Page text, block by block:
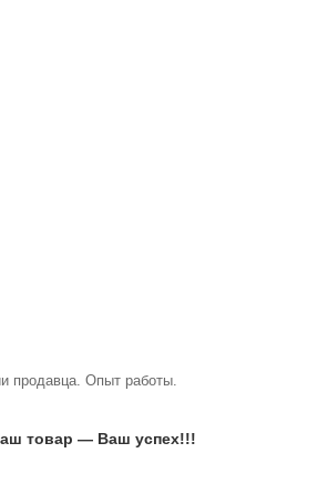
продавца. Опыт работы.
товар ― Ваш успех!!!